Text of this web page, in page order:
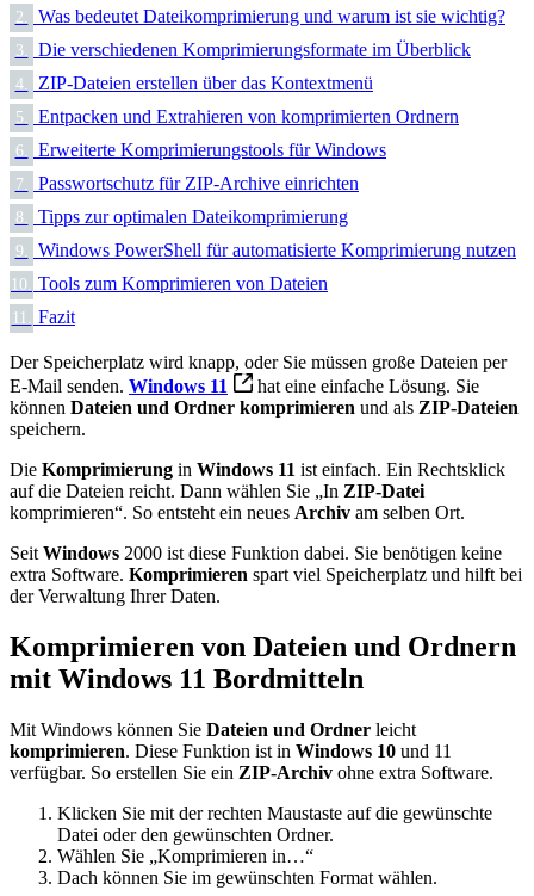
2. Was bedeutet Dateikomprimierung und warum ist sie wichtig?
3. Die verschiedenen Komprimierungsformate im Überblick
4. ZIP-Dateien erstellen über das Kontextmenü
5. Entpacken und Extrahieren von komprimierten Ordnern
6. Erweiterte Komprimierungstools für Windows
7. Passwortschutz für ZIP-Archive einrichten
8. Tipps zur optimalen Dateikomprimierung
9. Windows PowerShell für automatisierte Komprimierung nutzen
10. Tools zum Komprimieren von Dateien
11. Fazit
Der Speicherplatz wird knapp, oder Sie müssen große Dateien per
E-Mail senden. Windows 11
hat eine einfache Lösung. Sie
können Dateien und Ordner komprimieren und als ZIP-Dateien
speichern.
Die Komprimierung in Windows 11 ist einfach. Ein Rechtsklick
auf die Dateien reicht. Dann wählen Sie „In ZIP-Datei
komprimieren“. So entsteht ein neues Archiv am selben Ort.
SeitWindows 2000 ist diese Funktion dabei. Sie benötigen keine
extra Software. Komprimieren spart viel Speicherplatz und hilft bei
der Verwaltung Ihrer Daten.
Komprimieren von Dateien und Ordnern
mit Windows 11 Bordmitteln
Mit Windows können Sie Dateien und Ordner leicht
komprimieren. Diese Funktion ist in Windows 10 und 11
verfügbar. So erstellen Sie ein ZIP-Archiv ohne extra Software.
Klicken Sie mit der rechten Maustaste auf die gewünschte
Datei oder den gewünschten Ordner.
Wählen Sie „Komprimieren in…“
Dach können Sie im gewünschten Format wählen.